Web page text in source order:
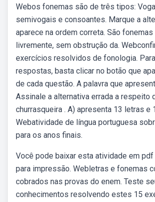
Webos fonemas são de três tipos:
semivogais e consoantes. Marque a
aparece na ordem correta. São
livremente, sem obstrução da.
exercícios resolvidos de fonologia.
respostas, basta clicar no botão que
de cada questão. A palavra que
Assinale a alternativa errada a respeito
churrasqueira . A) apresenta 13 letras e
Webatividade de língua portuguesa
para os anos finais.
Você pode baixar esta atividade em pdf
para impressão. Webletras e fonemas
cobrados nas provas do enem. Teste
conhecimentos resolvendo estes 15